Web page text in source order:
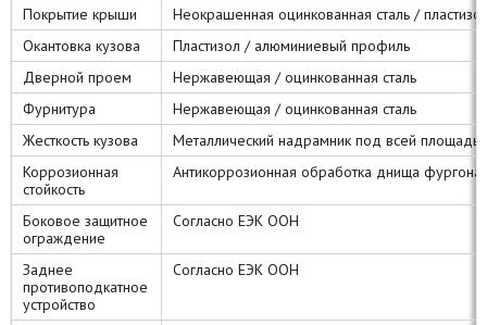
Покрытие крыши
Неокрашенная оцинкованная сталь /
Окантовка кузова
Пластизол / алюминиевый профиль
Дверной проем
Нержавеющая / оцинкованная сталь
Фурнитура
Нержавеющая / оцинкованная сталь
Жесткость кузова
Металлический надрамник под всей
Коррозионная
стойкость
Антикоррозионная обработка днища фургона
Боковое защитное
ограждение
Согласно ЕЭК ООН
Заднее
противоподкатное
устройство
Согласно ЕЭК ООН